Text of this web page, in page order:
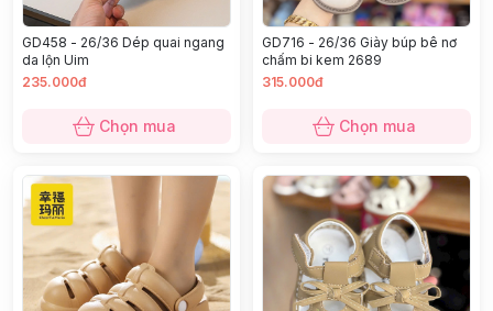
GD458 - 26/36 Dép quai ngang
da lộn Uim
235.000đ
Chọn mua
GD716 - 26/36 Giày búp bê nơ
chấm bi kem 2689
315.000đ
Chọn mua